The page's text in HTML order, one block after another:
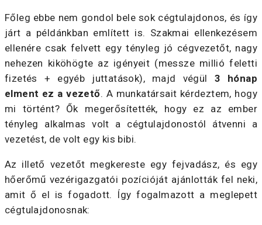
Főleg ebbe nem gondol bele sok cégtulajdonos, és így
járt a példánkban említett is. Szakmai ellenkezésem
ellenére csak felvett egy tényleg jó cégvezetőt, nagy
nehezen kiköhögte az igényeit (messze millió feletti
fizetés + egyéb juttatások), majd végül 3 hónap
elment ez a vezető. A munkatársait kérdeztem, hogy
mi történt? Ők megerősítették, hogy ez az ember
tényleg alkalmas volt a cégtulajdonostól átvenni a
vezetést, de volt egy kis bibi.
Az illető vezetőt megkereste egy fejvadász, és egy
hőerőmű vezérigazgatói pozícióját ajánlották fel neki,
amit ő el is fogadott. Így fogalmazott a meglepett
cégtulajdonosnak: